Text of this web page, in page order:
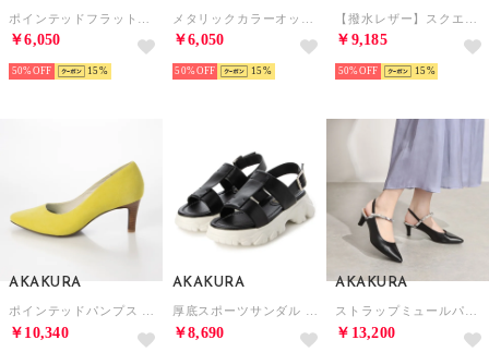
￥6,050
50% 15
￥6,050
50% 15
￥9,185
50% 15
AKAKURA
￥10,340
AKAKURA
￥8,690
AKAKURA
￥13,200